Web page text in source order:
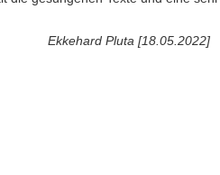
Ekkehard Pluta [18.05.2022]